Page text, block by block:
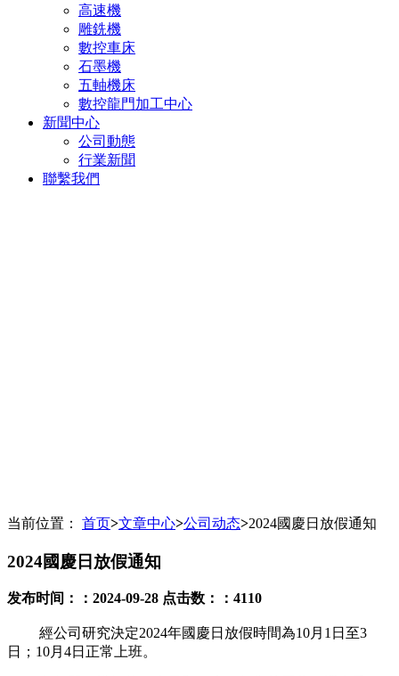
高速機
雕銑機
數控車床
石墨機
五軸機床
數控龍門加工中心
新聞中心
公司動態
行業新聞
聯繫我們
当前位置： 首页>文章中心>公司动态>2024國慶日放假通知
2024國慶日放假通知
发布时间： ：2024-09-28 点击数： ：4110
經公司研究決定2024年國慶日放假時間為10月 1 日至3
日； 10月 4日正常上班。